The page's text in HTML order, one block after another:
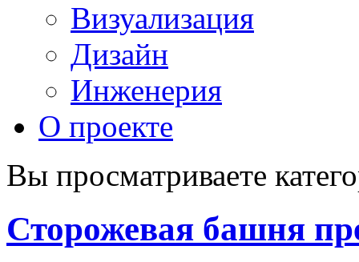
Визуализация
Дизайн
Инженерия
О проекте
Вы просматриваете
Сторожевая башня